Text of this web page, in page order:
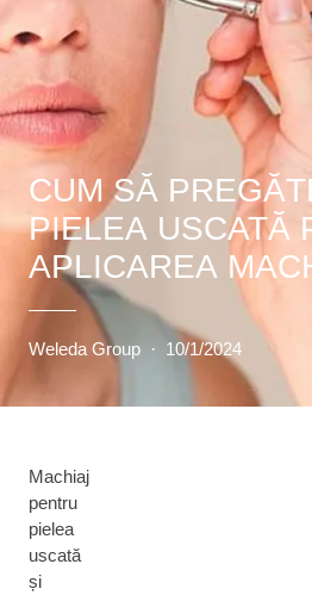
CUM SĂ
PIELEA USCATĂ
APLICAREA
Weleda Group · 10/1/2024
Machiaj
pentru
pielea
uscată
și